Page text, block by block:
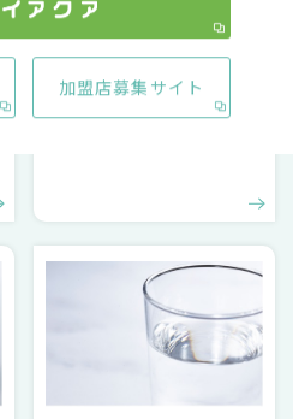
ウォーターサーバー百科事典
ウォーターサーバーを解
流れについて知ろ…
加盟店募集サイト